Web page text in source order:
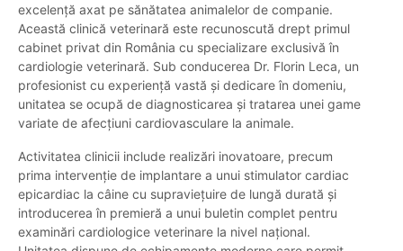
excelență axat pe sănătatea animalelor de companie.
Această clinică veterinară este recunoscută drept primul
cabinet privat din România cu specializare exclusivă în
cardiologie veterinară. Sub conducerea Dr. Florin Leca, un
profesionist cu experiență vastă și dedicare în domeniu,
unitatea se ocupă de diagnosticarea și tratarea unei game
variate de afecțiuni cardiovasculare la animale.
Activitatea clinicii include realizări inovatoare, precum
prima intervenție de implantare a unui stimulator cardiac
epicardiac la câine cu supraviețuire de lungă durată și
introducerea în premieră a unui buletin complet pentru
examinări cardiologice veterinare la nivel național.